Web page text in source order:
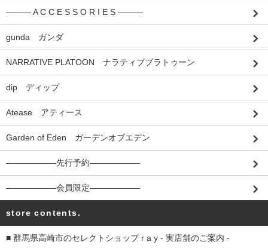
――― A C C E S S O R I E S ―――
gunda ガンダ
NARRATIVE PLATOON ナラティブプラトゥーン
dip ディップ
Atease アティース
Garden of Eden ガーデンオブエデン
――――――先行予約――――――
――――――会員限定――――――
store contents.
■ 群馬県高崎市のセレクトショップ r a y - 実店舗のご案内 -